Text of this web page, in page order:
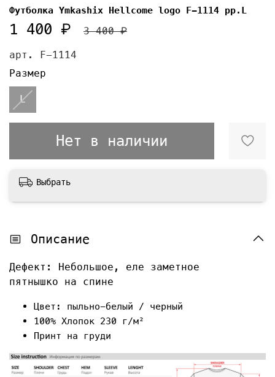
арт. F-1114
Футболка Ymkashix Hellcome logo F-1114 pp.L
1 400 ₽ 3 400 ₽
Нет в наличии
Размер
L
Выбрать
Описание
Дефект: Небольшое, еле заметное
пятнышко на спине
Цвет: пыльно-белый / черный
100% Хлопок 230 г/м²
Принт на груди